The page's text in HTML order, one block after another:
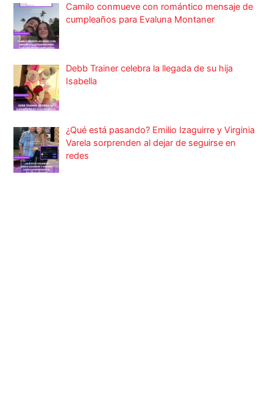
Camilo conmueve con romántico mensaje de
cumpleaños para Evaluna Montaner
Debb Trainer celebra la llegada de su hija
Isabella
¿Qué está pasando? Emilio Izaguirre y Virginia
Varela sorprenden al dejar de seguirse en
redes